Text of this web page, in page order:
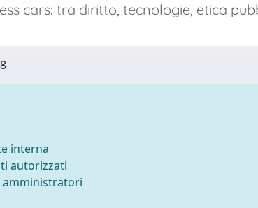
cars: tra diritto, tecnologie, etica
interna
autorizzati
amministratori